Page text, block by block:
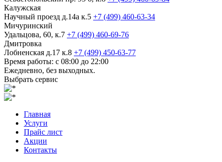
Калужская
Научный проезд д.14а к.5 +7 (499) 460-63-34
Мичуринский
Удальцова, 60, к.7 +7 (499) 460-69-76
Дмитровка
Лобненская д.17 к.8 +7 (499) 450-63-77
Время работы: с 08:00 до 22:00
Ежедневно, без выходных.
Выбрать сервис
Главная
Услуги
Прайс лист
Акции
Контакты